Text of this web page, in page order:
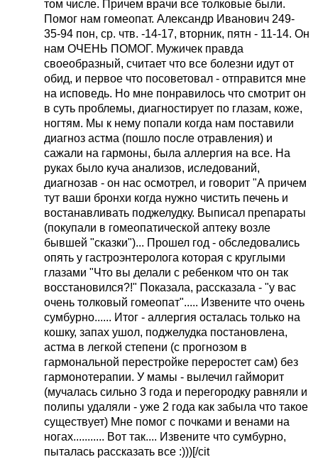
считает что все болезни идут от обид, и
первое что посоветовал - отправится мне на
исповедь. Но мне понравилось что смотрит он в
суть проблемы, диагностирует по глазам, коже,
диагноз астма (пошло после отравления) и
сажали на гармоны, была аллергия на все. На
руках было куча анализов, иследований,
диагнозав - он нас осмотрел, и говорит "А
причем тут ваши бронхи когда нужно чистить
печень и востанавливать поджелудку. Выписал
препараты (покупали в гомеопатической
аптеку возле бывшей "сказки")... Прошел год -
обследовались опять у гастроэнтеролога
которая с круглыми глазами "Что вы делали с
ребенком что он так восстановился?!"
гомеопат"..... Извените что очень сумбурно......
Итог - аллергия осталась только на кошку,
запах ушол, поджелудка постановлена, астма в
легкой степени (с прогнозом в гармональной
гармонотерапии. У мамы - вылечил гайморит
(мучалась сильно 3 года и перегородку равняли и
полипы удаляли - уже 2 года как забыла что
такое существует) Мне помог с почками и
венами на ногах........... Вот так.... Извените что
сумбурно, пыталась рассказать все :)))
том числе. Причем врачи все толковые были.
Помог нам гомеопат. Александр Иванович 249-
35-94 пон, ср. чтв. -14-17, вторник, пятн - 11-14. Он
нам ОЧЕНЬ ПОМОГ. Мужичек правда
своеобразный, считает что все болезни идут от
обид, и первое что посоветовал - отправится мне
на исповедь. Но мне понравилось что смотрит он
в суть проблемы, диагностирует по глазам, коже,
ногтям. Мы к нему попали когда нам поставили
диагноз астма (пошло после отравления) и
сажали на гармоны, была аллергия на все. На
руках было куча анализов, иследований,
диагнозав - он нас осмотрел, и говорит "А причем
тут ваши бронхи когда нужно чистить печень и
востанавливать поджелудку. Выписал препараты
(покупали в гомеопатической аптеку возле
бывшей "сказки")... Прошел год - обследовались
опять у гастроэнтеролога которая с круглыми
глазами "Что вы делали с ребенком что он так
восстановился?!" Показала, рассказала - "у вас
очень толковый гомеопат"..... Извените что очень
сумбурно...... Итог - аллергия осталась только на
кошку, запах ушол, поджелудка постановлена,
астма в легкой степени (с прогнозом в
гармональной перестройке переростет сам) без
гармонотерапии. У мамы - вылечил гайморит
(мучалась сильно 3 года и перегородку равняли и
полипы удаляли - уже 2 года как забыла что такое
существует) Мне помог с почками и венами на
ногах........... Вот так.... Извените что сумбурно,
пыталась рассказать все :)))[/cit